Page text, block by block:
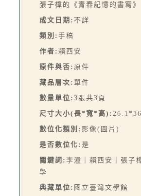
張子樟的《青春記憶的書寫》
成文日期: 不詳
類別: 手稿
作者: 賴西安
原件與否: 原件
藏品層次: 單件
數量單位: 3張共3頁
尺寸大小(長*寬*高):
數位化類別: 影像(圖片)
是否數位化: 是
關鍵詞: 李潼｜賴西安｜張子
學
典藏單位: 國立臺灣文學館